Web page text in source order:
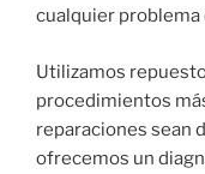
cualquier
Utilizamos
procedimientos
reparaciones sean
ofrecemos un